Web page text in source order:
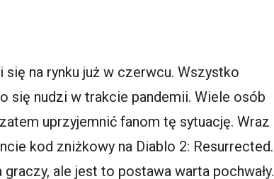
na rynku już w czerwcu. Wszystko
się nudzi w trakcie pandemii. Wiele osób
uprzyjemnić fanom tę sytuację. Wraz
kod zniżkowy na Diablo 2: Resurrected.
ale jest to postawa warta pochwały.